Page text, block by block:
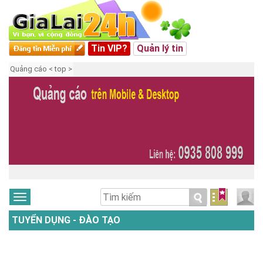
Tin VIP? Quản lý tin
Quảng cáo < top >
TUYỂN DỤNG - ĐÀO TẠO